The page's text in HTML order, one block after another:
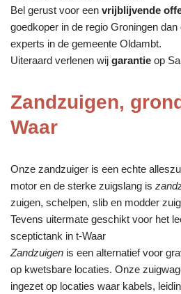
Bel gerust voor een vrijblijvende
goedkoper in de regio Groningen
experts in de gemeente Oldambt.
Uiteraard verlenen wij garantie op
Zandzuigen,
Waar
Onze zandzuiger is een echte
motor en de sterke zuigslang is
zuigen, schelpen, slib en modder
Tevens uitermate geschikt voor het
sceptictank in t-Waar
Zandzuigen is een alternatief voor
op kwetsbare locaties. Onze
ingezet op locaties waar kabels,